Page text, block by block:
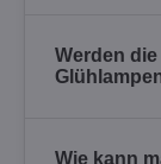
Werden
Wie kann